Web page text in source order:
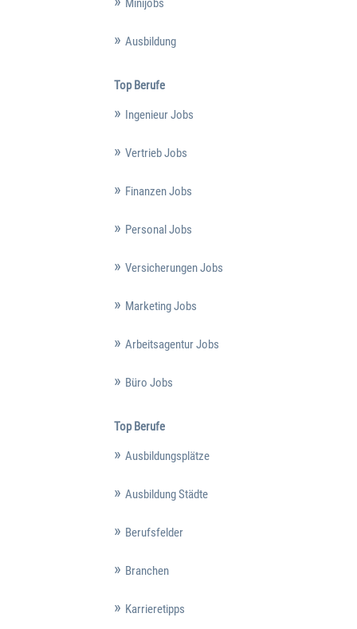
Minijobs
Ausbildung
Top Berufe
Ingenieur Jobs
Vertrieb Jobs
Finanzen Jobs
Personal Jobs
Versicherungen Jobs
Marketing Jobs
Arbeitsagentur Jobs
Büro Jobs
Top Berufe
Ausbildungsplätze
Ausbildung Städte
Berufsfelder
Branchen
Karrieretipps